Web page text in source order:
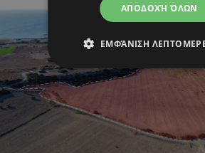
ΑΠΟΔΟΧΉ ΌΛΩΝ
ΕΜΦΆΝΙΣΗ